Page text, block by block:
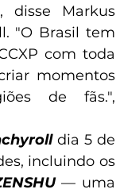
disse Markus
"O Brasil tem
com toda
momentos
de fãs.",
dia 5 de
incluindo os
— uma